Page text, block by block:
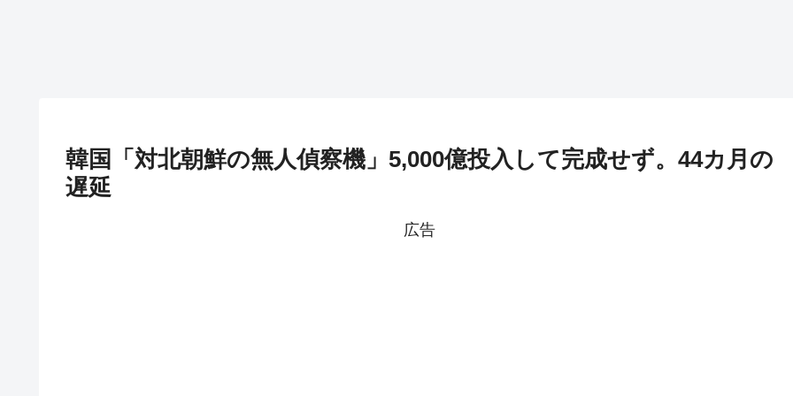
韓国「対北朝鮮の無人偵察機」5,000億投入して完成せず。44カ月の
遅延
広告